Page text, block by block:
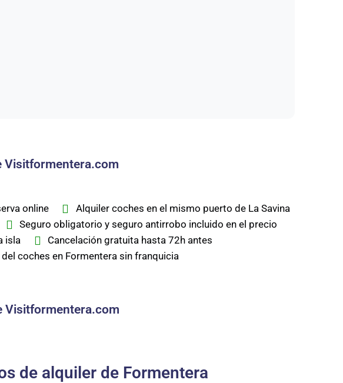
Visitformentera.com
online
Alquiler coches en el mismo puerto de La Savina
Seguro obligatorio y seguro antirrobo incluido en el precio
isla
Cancelación gratuita hasta 72h antes
coches en Formentera sin franquicia
Visitformentera.com
de alquiler de Formentera